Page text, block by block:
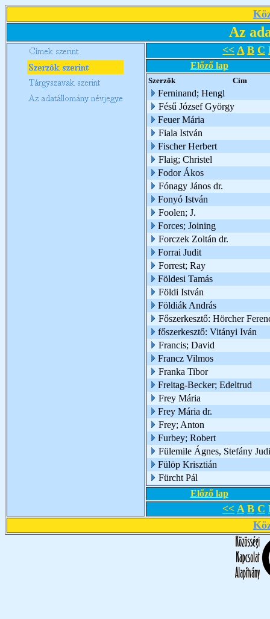
Az
<< A B C
Előző lap
Szerzők Cím
Ferninand; Hengl
Fésű József György
Feuer Mária
Fiala István
Fischer Herbert
Flaig; Christel
Fodor Ákos
Fónagy János dr.
Fonyó István
Foolen; J.
Forces; Joining
Forczek Zoltán dr.
Forrai Judit
Forrest; Ray
Földesi Tamás
Földi István
Földiák András
Főszerkesztő: Hörcher
főszerkesztő: Vitányi Iván
Francis; David
Francz Vilmos
Franka Tibor
Freitag-Becker; Edeltrud
Frey Mária
Frey Mária dr.
Frey; Anton
Furbey; Robert
Fülemile Ágnes, Stefány
Fülöp Krisztián
Fürcht Pál
Előző lap
<< A B C